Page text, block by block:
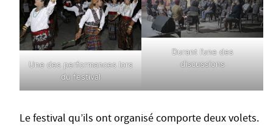
Une des performances lors
du festival
Durant l’une des
discussions
Le festival qu’ils ont organisé comporte deux volets.